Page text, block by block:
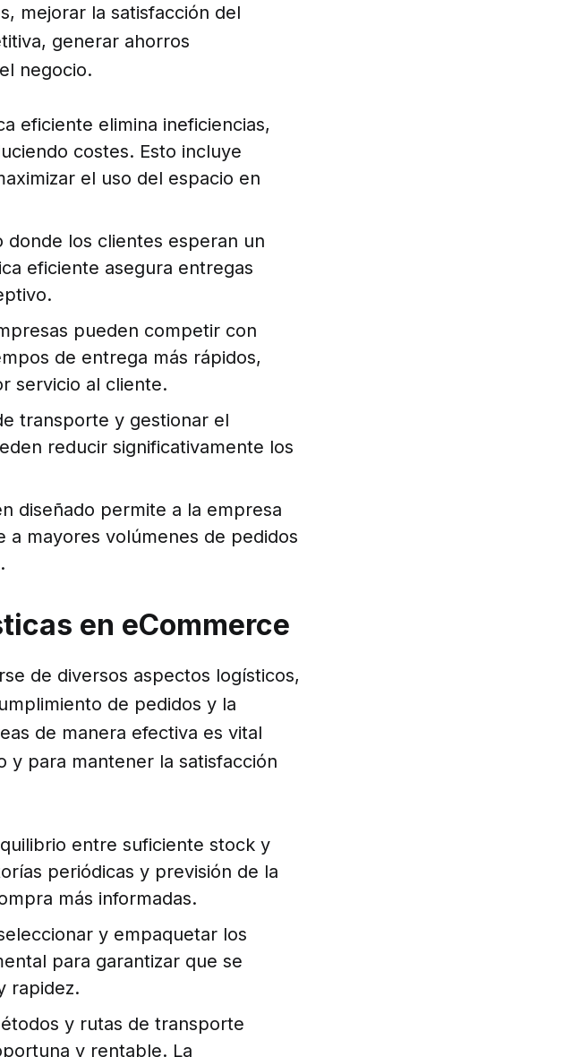
mejorar la satisfacción del
generar ahorros
negocio.
eficiente elimina ineficiencias,
costes. Esto incluye
el uso del espacio en
donde los clientes esperan un
eficiente asegura entregas
pueden competir con
de entrega más rápidos,
servicio al cliente.
transporte y gestionar el
reducir significativamente los
diseñado permite a la empresa
mayores volúmenes de pedidos
en eCommerce
de diversos aspectos logísticos,
de pedidos y la
de manera efectiva es vital
y para mantener la satisfacción
entre suficiente stock y
periódicas y previsión de la
más informadas.
y empaquetar los
para garantizar que se
rapidez.
y rutas de transporte
y rentable. La